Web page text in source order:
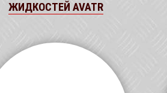
ЖИДКОСТЕЙ AVATR